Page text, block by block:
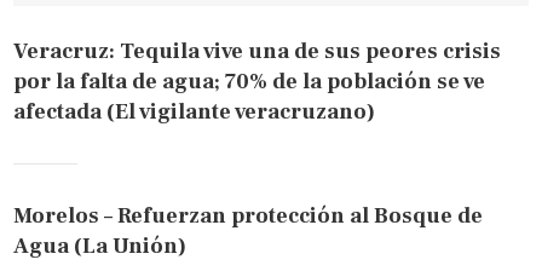
Veracruz: Tequila vive una de sus peores crisis
por la falta de agua; 70% de la población se ve
afectada (El vigilante veracruzano)
Morelos – Refuerzan protección al Bosque de
Agua (La Unión)